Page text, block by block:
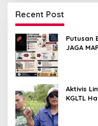
Recent Post
Putusan
JAGA
Aktivis
KGLTL